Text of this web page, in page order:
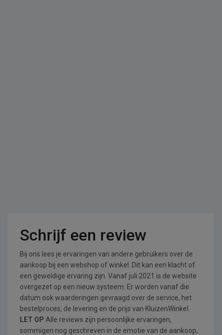
Schrijf een review
Bij ons lees je ervaringen van andere gebruikers over de
aankoop bij een webshop of winkel. Dit kan een klacht of
een geweldige ervaring zijn. Vanaf juli 2021 is de website
overgezet op een nieuw systeem. Er worden vanaf die
datum ook waarderingen gevraagd over de service, het
bestelproces, de levering en de prijs van KluizenWinkel.
LET OP Alle reviews zijn persoonlijke ervaringen,
sommigen nog geschreven in de emotie van de aankoop,